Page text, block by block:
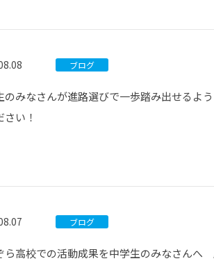
ブログ
のみなさんが進路選びで一歩踏み出せるよ
さい！
ブログ
ら高校での活動成果を中学生のみなさん